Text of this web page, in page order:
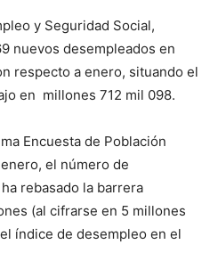
y Seguridad Social,
nuevos desempleados en
respecto a enero, situando el
en millones 712 mil 098.
Encuesta de Población
el número de
rebasado la barrera
(al cifrarse en 5 millones
índice de desempleo en el